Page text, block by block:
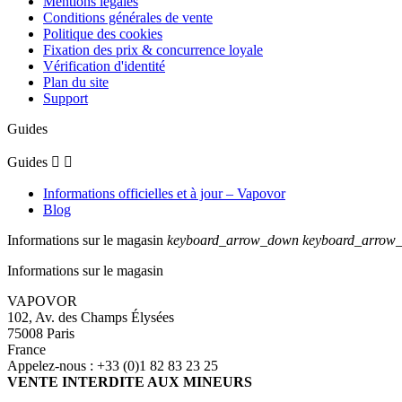
Conditions générales de vente
Politique des cookies
Fixation des prix & concurrence loyale
Vérification d'identité
Plan du site
Support
Guides
Guides  
Informations officielles et à jour – Vapovor
Blog
Informations sur le magasin keyboard_arrow_down
Informations sur le magasin
VAPOVOR
102, Av. des Champs Élysées
75008 Paris
France
Appelez-nous : +33 (0)1 82 83 23 25
VENTE INTERDITE AUX MINEURS